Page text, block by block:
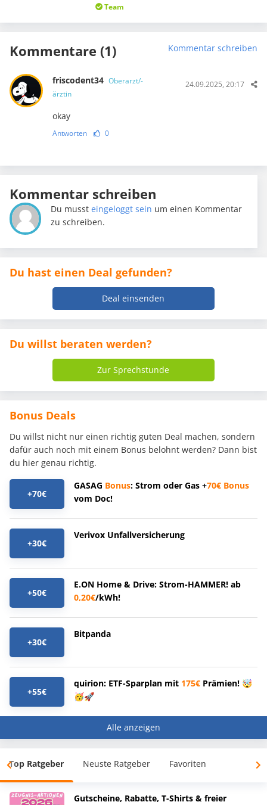
Team
Kommentare (1) Kommentar schreiben
friscodent34 Oberarzt/-
ärztin
24.09.2025, 20:17
okay
Antworten 0
Kommentar schreiben
Du mussteingeloggt sein um einen Kommentar
zu schreiben.
Du hast einen Deal gefunden?
Deal einsenden
Du willst beraten werden?
Zur Sprechstunde
Bonus Deals
Du willst nicht nur einen richtig guten Deal machen, sondern
dafür auch noch mit einem Bonus belohnt werden? Dann bist
du hier genau richtig.
+70€
GASAG Bonus: Strom oder Gas +70€ Bonus
vom Doc!
+30€
Verivox Unfallversicherung
+50€
E.ON Home & Drive: Strom-HAMMER! ab
0,20€/kWh!
+30€
Bitpanda
+55€
quirion: ETF-Sparplan mit 175€ Prämien! 🤯
🥳🚀
Alle anzeigen
Top Ratgeber Neuste Ratgeber Favoriten
Gutscheine, Rabatte, T-Shirts & freier